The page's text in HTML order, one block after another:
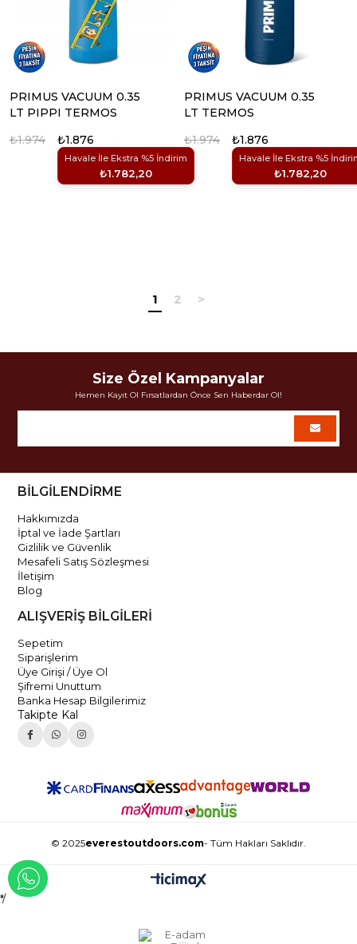
PRIMUS VACUUM 0.35
LT PIPPI TERMOS
₺1.876
Havale İle Ekstra %5 İndirim
₺1.782,20
₺1.974
PRIMUS VACUUM 0.35
LT TERMOS
₺1.876
Havale İle Ekstra %5
₺1.782,20
₺1.974
1 2 >
Size Özel Kampanyalar
Hemen Kayıt Ol Fırsatlardan Önce Sen Haberdar Ol!
BİLGİLENDİRME
Hakkımızda
İptal ve İade Şartları
Gizlilik ve Güvenlik
Mesafeli Satış Sözleşmesi
İletişim
Blog
ALIŞVERİŞ BİLGİLERİ
Sepetim
Siparişlerim
Üye Girişi / Üye Ol
Şifremi Unuttum
Banka Hesap Bilgilerimiz
Takipte Kal
© 2025everestoutdoors.com- Tüm Hakları Saklıdır.
*/
WHATSAPP İLE İLETİŞİME GEÇ